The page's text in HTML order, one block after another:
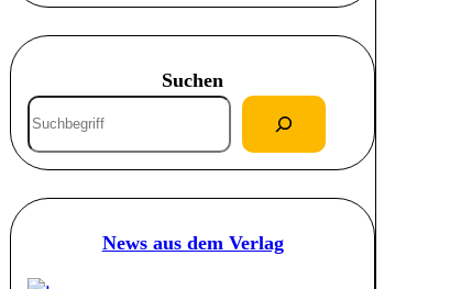
Suchen
S
u
c
h
News aus dem Verlag